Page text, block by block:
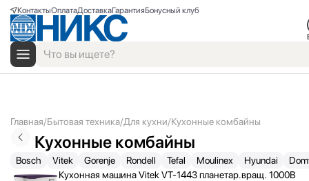
КонтактыОплатаДоставкаГарантияБонусный клуб
Главная Бытовая техника Для кухни Кухонные комбайны
Кухонные комбайны
Bosch Vitek Gorenje Rondell Tefal Moulinex Hyundai
Кухонная машина Vitek VT-1443 планетар.вращ. 1000В